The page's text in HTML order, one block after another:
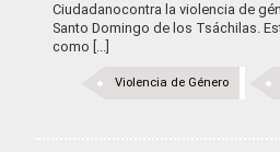
Ciudadanocontra la violencia de
Santo Domingo de los Tsáchilas.
como [...]
Violencia de Género